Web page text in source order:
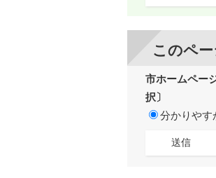
このペ
市ホームペー
択〕
分かりやす